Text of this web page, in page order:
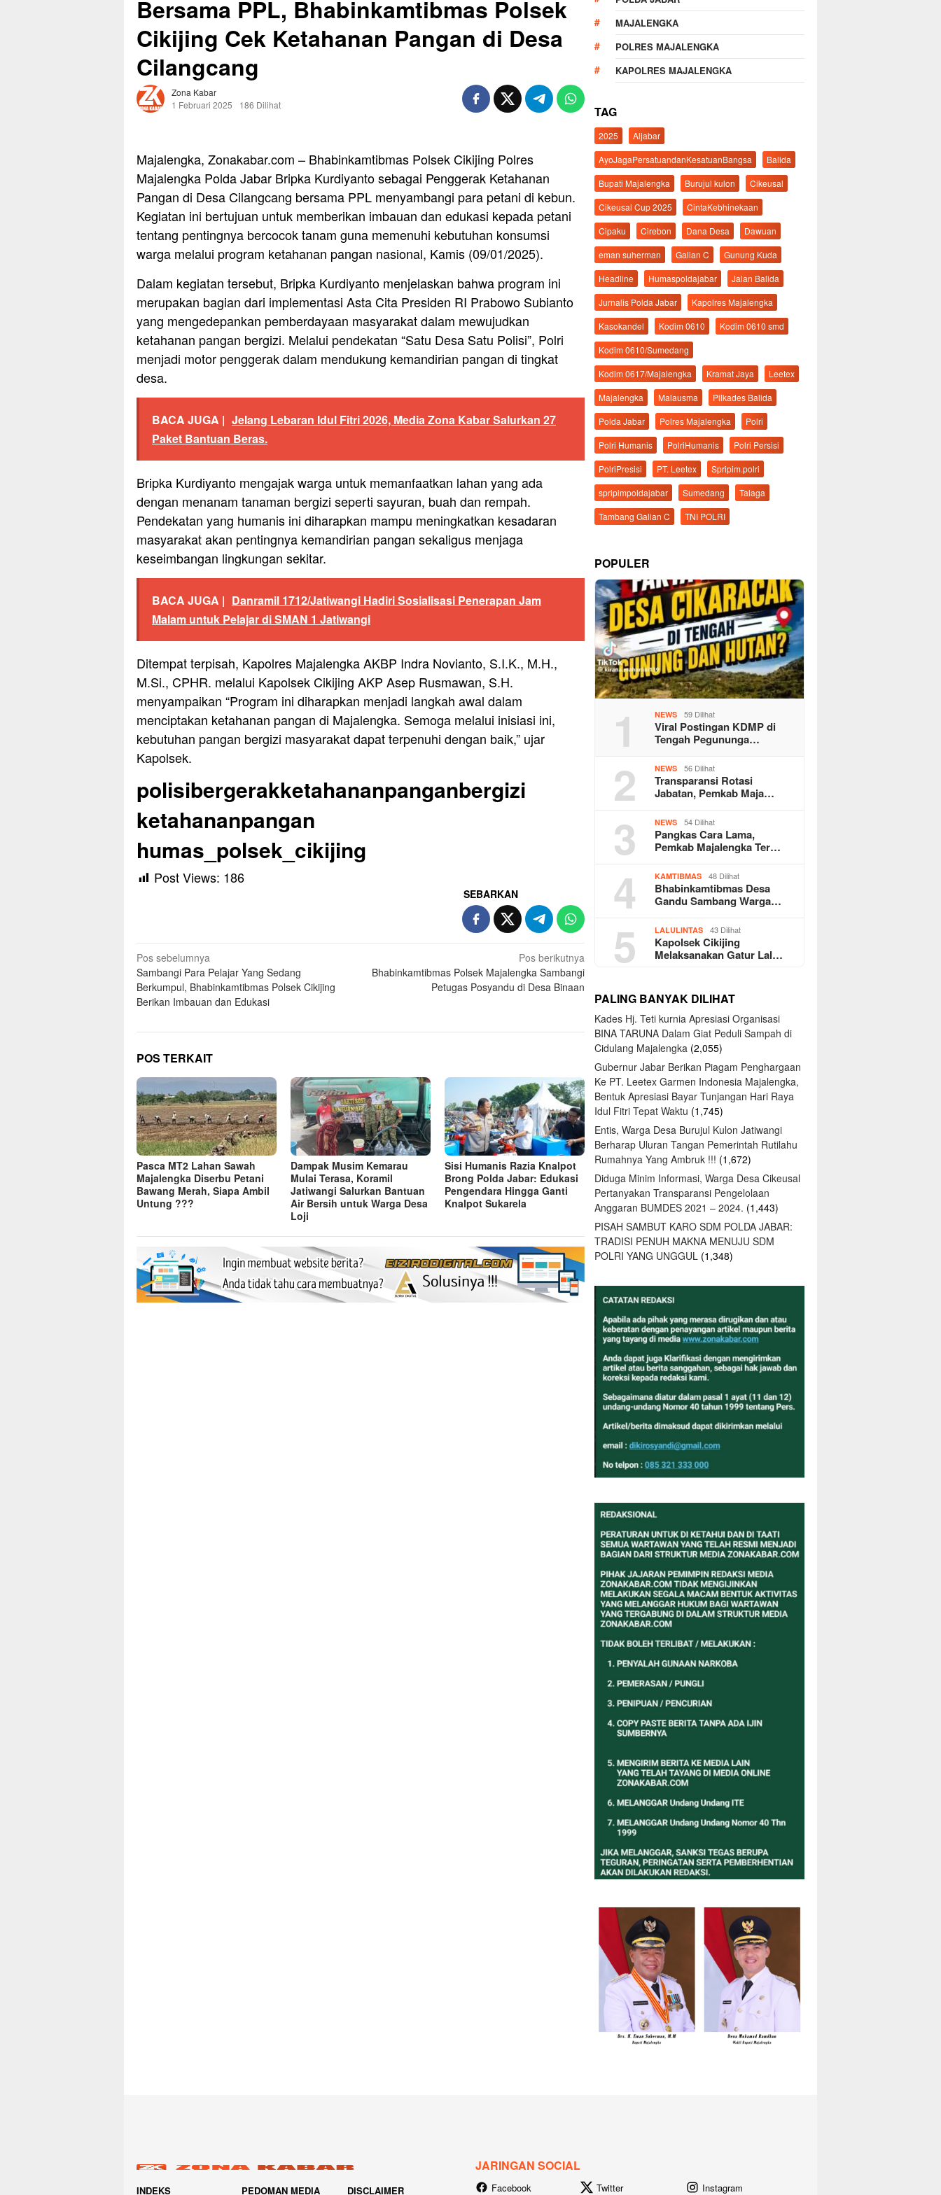
Bersama PPL, Bhabinkamtibmas Polsek
Cikijing Cek Ketahanan Pangan di Desa
Cilangcang
Zona Kabar
1 Februari 2025
186 Dilihat
Majalengka, Zonakabar.com – Bhabinkamtibmas Polsek Cikijing Polres
Majalengka Polda Jabar Bripka Kurdiyanto sebagai Penggerak Ketahanan
Pangan di Desa Cilangcang bersama PPL menyambangi para petani di kebun.
Kegiatan ini bertujuan untuk memberikan imbauan dan edukasi kepada petani
tentang pentingnya bercocok tanam guna memenuhi kebutuhan konsumsi
warga melalui program ketahanan pangan nasional, Kamis (09/01/2025).
Dalam kegiatan tersebut, Bripka Kurdiyanto menjelaskan bahwa program ini
merupakan bagian dari implementasi Asta Cita Presiden RI Prabowo Subianto
yang mengedepankan pemberdayaan masyarakat dalam mewujudkan
ketahanan pangan bergizi. Melalui pendekatan “Satu Desa Satu Polisi”, Polri
menjadi motor penggerak dalam mendukung kemandirian pangan di tingkat
desa.
BACA JUGA | Jelang Lebaran Idul Fitri 2026, Media Zona Kabar Salurkan 27
Paket Bantuan Beras.
Bripka Kurdiyanto mengajak warga untuk memanfaatkan lahan yang ada
dengan menanam tanaman bergizi seperti sayuran, buah dan rempah.
Pendekatan yang humanis ini diharapkan mampu meningkatkan kesadaran
masyarakat akan pentingnya kemandirian pangan sekaligus menjaga
keseimbangan lingkungan sekitar.
BACA JUGA | Danramil 1712/Jatiwangi Hadiri Sosialisasi Penerapan Jam
Malam untuk Pelajar di SMAN 1 Jatiwangi
Ditempat terpisah, Kapolres Majalengka AKBP Indra Novianto, S.I.K., M.H.,
M.Si., CPHR. melalui Kapolsek Cikijing AKP Asep Rusmawan, S.H.
menyampaikan “Program ini diharapkan menjadi langkah awal dalam
menciptakan ketahanan pangan di Majalengka. Semoga melalui inisiasi ini,
kebutuhan pangan bergizi masyarakat dapat terpenuhi dengan baik,” ujar
Kapolsek.
polisibergerakketahananpanganbergizi
ketahananpangan
humas_polsek_cikijing
Post Views: 186
SEBARKAN
Navigasi
pos
Pos sebelumnya
Sambangi Para Pelajar Yang Sedang
Berkumpul, Bhabinkamtibmas Polsek Cikijing
Berikan Imbauan dan Edukasi
Pos berikutnya
Bhabinkamtibmas Polsek Majalengka Sambangi
Petugas Posyandu di Desa Binaan
POS TERKAIT
Pasca MT2 Lahan Sawah
Majalengka Diserbu Petani
Bawang Merah, Siapa Ambil
Untung ???
Dampak Musim Kemarau
Mulai Terasa, Koramil
Jatiwangi Salurkan Bantuan
Air Bersih untuk Warga Desa
Loji
Sisi Humanis Razia Knalpot
Brong Polda Jabar: Edukasi
Pengendara Hingga Ganti
Knalpot Sukarela
MAJALENGKA
POLRES MAJALENGKA
KAPOLRES MAJALENGKA
TAG
2025
Aljabar
AyoJagaPersatuandanKesatuanBangsa
Balida
Bupati Majalengka
Burujul kulon
Cikeusal
Cikeusal Cup 2025
CintaKebhinekaan
Cipaku
Cirebon Dana Desa
Dawuan
eman suherman
Galian C
Gunung Kuda
Headline
Humaspoldajabar
Jalan Balida
Jurnalis Polda Jabar
Kapolres Majalengka
Kasokandel
Kodim 0610
Kodim 0610 smd
Kodim 0610/Sumedang
Kodim 0617/Majalengka
Kramat Jaya
Leetex
Majalengka
Malausma
Pilkades Balida
Polda Jabar
Polres Majalengka
Polri
Polri Humanis
PolriHumanis
Polri Persisi
PolriPresisi
PT. Leetex
Spripim.polri
spripimpoldajabar
Sumedang
Talaga
Tambang Galian C
TNI POLRI
POPULER
1 NEWS 59 Dilihat
Viral Postingan KDMP di
Tengah Pegununga…
2 NEWS 56 Dilihat
Transparansi Rotasi
Jabatan, Pemkab Maja…
3 NEWS 54 Dilihat
Pangkas Cara Lama,
Pemkab Majalengka Ter…
4 KAMTIBMAS 48 Dilihat
Bhabinkamtibmas Desa
Gandu Sambang Warga…
5 LALULINTAS 43 Dilihat
Kapolsek Cikijing
Melaksanakan Gatur Lal…
PALING BANYAK DILIHAT
Kades Hj. Teti kurnia Apresiasi Organisasi
BINA TARUNA Dalam Giat Peduli Sampah di
Cidulang Majalengka (2,055)
Gubernur Jabar Berikan Piagam Penghargaan
Ke PT. Leetex Garmen Indonesia Majalengka,
Bentuk Apresiasi Bayar Tunjangan Hari Raya
Idul Fitri Tepat Waktu (1,745)
Entis, Warga Desa Burujul Kulon Jatiwangi
Berharap Uluran Tangan Pemerintah Rutilahu
Rumahnya Yang Ambruk !!! (1,672)
Diduga Minim Informasi, Warga Desa Cikeusal
Pertanyakan Transparansi Pengelolaan
Anggaran BUMDES 2021 – 2024. (1,443)
PISAH SAMBUT KARO SDM POLDA JABAR:
TRADISI PENUH MAKNA MENUJU SDM
POLRI YANG UNGGUL (1,348)
INDEKS PEDOMAN MEDIA DISCLAIMER
JARINGAN SOCIAL
Facebook Twitter Instagram